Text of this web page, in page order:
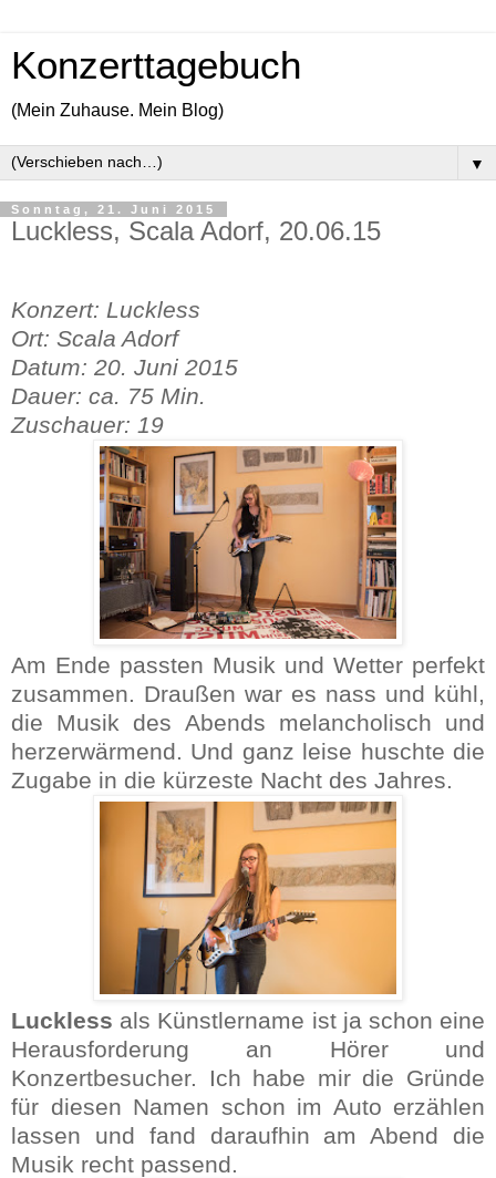
Konzerttagebuch
(Mein Zuhause. Mein Blog)
▼
Sonntag, 21. Juni 2015
Luckless, Scala Adorf, 20.06.15
Konzert: Luckless
Ort: Scala Adorf
Datum: 20. Juni 2015
Dauer: ca. 75 Min.
Zuschauer: 19
Am Ende passten Musik und Wetter perfekt
zusammen. Draußen war es nass und kühl,
die Musik des Abends melancholisch und
herzerwärmend. Und ganz leise huschte die
Zugabe in die kürzeste Nacht des Jahres.
Luckless als Künstlername ist ja schon eine
Herausforderung an Hörer und
Konzertbesucher. Ich habe mir die Gründe
für diesen Namen schon im Auto erzählen
lassen und fand daraufhin am Abend die
Musik recht passend.